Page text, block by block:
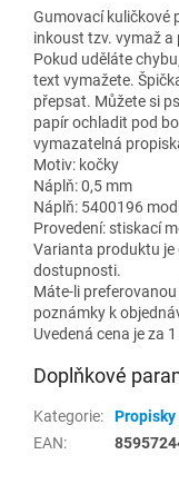
Gumovací kuličkové
inkoust tzv. vymaž a
Pokud uděláte
text vymažete.
přepsat. Můžete si
papír ochladit pod
vymazatelná
Motiv: kočky
Náplň: 0,5 mm
Náplň: 5400196
Provedení: stiskací
Varianta produktu je
dostupnosti.
Máte-li
poznámky k
Uvedená cena je za
Doplňkové
Kategorie:
Propisky
EAN: